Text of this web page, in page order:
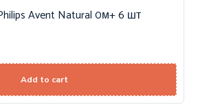
Avent Natural 0м+ 6 шт
Add to cart